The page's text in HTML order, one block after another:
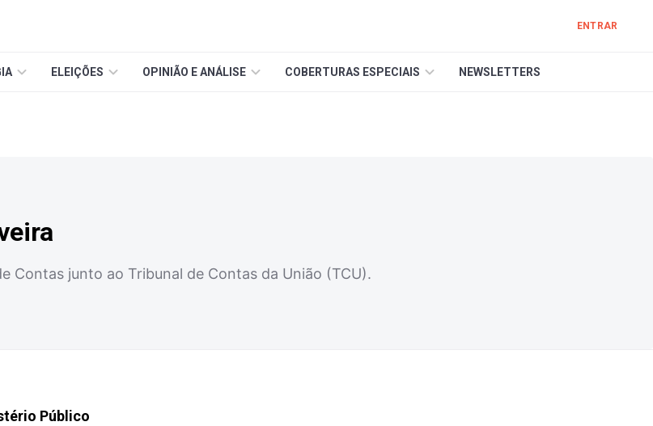
ENTRAR
ELEIÇÕES OPINIÃO E ANÁLISE COBERTURAS ESPECIAIS NEWSLETTERS
Contas junto ao Tribunal de Contas da União (TCU).
Público